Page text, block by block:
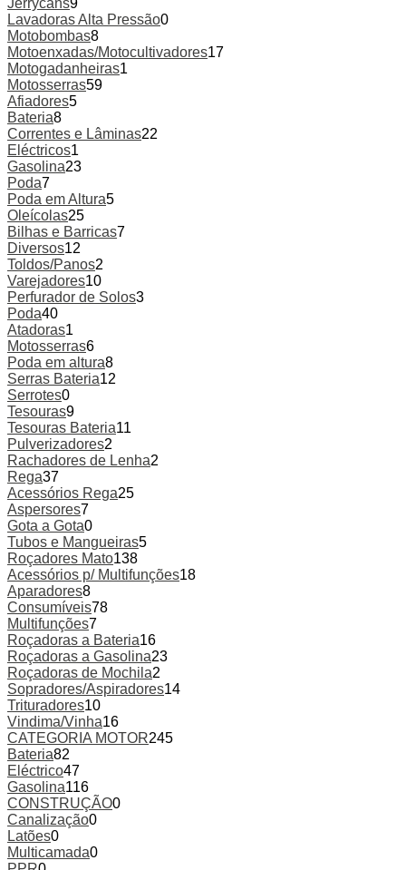
Jerrycans9
Lavadoras Alta Pressão0
Motobombas8
Motoenxadas/Motocultivadores17
Motogadanheiras1
Motosserras59
Afiadores5
Bateria8
Correntes e Lâminas22
Eléctricos1
Gasolina23
Poda7
Poda em Altura5
Oleícolas25
Bilhas e Barricas7
Diversos12
Toldos/Panos2
Varejadores10
Perfurador de Solos3
Poda40
Atadoras1
Motosserras6
Poda em altura8
Serras Bateria12
Serrotes0
Tesouras9
Tesouras Bateria11
Pulverizadores2
Rachadores de Lenha2
Rega37
Acessórios Rega25
Aspersores7
Gota a Gota0
Tubos e Mangueiras5
Roçadores Mato138
Acessórios p/ Multifunções18
Aparadores8
Consumíveis78
Multifunções7
Roçadoras a Bateria16
Roçadoras a Gasolina23
Roçadoras de Mochila2
Sopradores/Aspiradores14
Trituradores10
Vindima/Vinha16
CATEGORIA MOTOR245
Bateria82
Eléctrico47
Gasolina116
CONSTRUÇÃO0
Canalização0
Latões0
Multicamada0